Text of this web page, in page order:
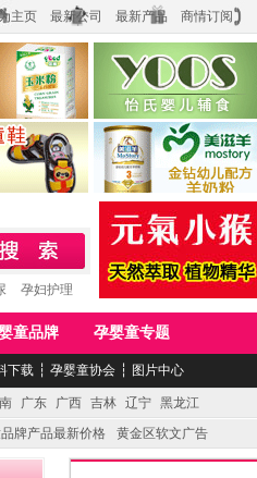
主页 最新公司 最新产品 商情订阅
儿童食品 上海怡氏食品科技有限公司
湖南美滋生物科技有限公司
孕妇护理
童品牌 孕婴童专题
下载 ┆ 孕婴童协会 ┆ 图片中心
广东 广西 吉林 辽宁 黑龙江
牌产品最新价格 黄金区软文广告